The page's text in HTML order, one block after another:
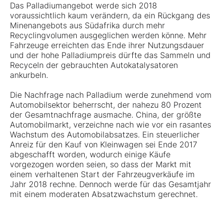
Das Palladiumangebot werde sich 2018
voraussichtlich kaum verändern, da ein Rückgang des
Minenangebots aus Südafrika durch mehr
Recyclingvolumen ausgeglichen werden könne. Mehr
Fahrzeuge erreichten das Ende ihrer Nutzungsdauer
und der hohe Palladiumpreis dürfte das Sammeln und
Recyceln der gebrauchten Autokatalysatoren
ankurbeln.
Die Nachfrage nach Palladium werde zunehmend vom
Automobilsektor beherrscht, der nahezu 80 Prozent
der Gesamtnachfrage ausmache. China, der größte
Automobilmarkt, verzeichne nach wie vor ein rasantes
Wachstum des Automobilabsatzes. Ein steuerlicher
Anreiz für den Kauf von Kleinwagen sei Ende 2017
abgeschafft worden, wodurch einige Käufe
vorgezogen worden seien, so dass der Markt mit
einem verhaltenen Start der Fahrzeugverkäufe im
Jahr 2018 rechne. Dennoch werde für das Gesamtjahr
mit einem moderaten Absatzwachstum gerechnet.